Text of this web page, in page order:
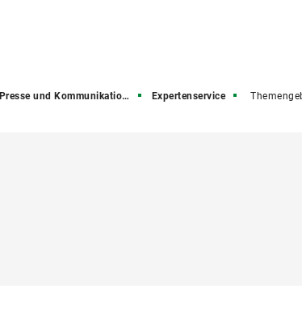
Presse und Kommunikation (PuK) Expertenservice